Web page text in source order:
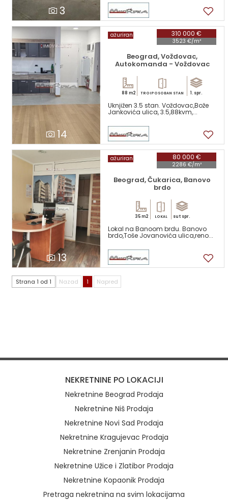
3
14
310 000 €
3523 €/m²
ažuriran
Beograd, Voždovac,
Autokomanda - Voždovac
88 m2 TROIPOSOBAN STAN 1. spr.
Uknjižen 3.5 stan. Voždovac,Bože
Jankovića ulica, 3.5,88kvm,...
13
80 000 €
2286 €/m²
ažuriran
Beograd, Čukarica, Banovo
brdo
35 m2 LOKAL sut spr.
Lokal na Banoom brdu. Banovo
brdo,Toše Jovanovića ulica,reno...
Strana 1 od 1 Nazad 1 Napred
NEKRETNINE PO LOKACIJI
Nekretnine Beograd Prodaja
Nekretnine Niš Prodaja
Nekretnine Novi Sad Prodaja
Nekretnine Kragujevac Prodaja
Nekretnine Zrenjanin Prodaja
Nekretnine Užice i Zlatibor Prodaja
Nekretnine Kopaonik Prodaja
Pretraga nekretnina na svim lokacijama